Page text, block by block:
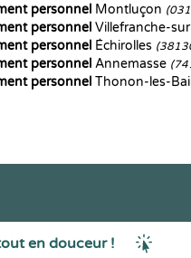
personnel Montluçon
personnel Villefranche-
personnel Échirolles
personnel Annemasse
personnel Thonon-les-
en douceur !